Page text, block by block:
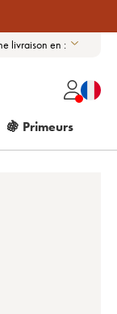
livraison en :
🍇 Primeurs